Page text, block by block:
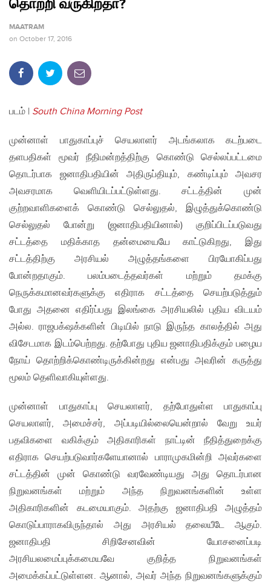
தொற்றி வருகிறதா?
MAATRAM
on October 17, 2016
படம் | South China Morning Post
முன்னாள் பாதுகாப்புச் செயலாளர் அடங்கலாக கடற்படை
தளபதிகள் மூவர் நீதிமன்றத்திற்கு கொண்டு செல்லப்பட்டமை
தொடர்பாக ஜனாதிபதியின் அதிருப்தியும், கண்டிப்பும் அவசர
அவசரமாக வெளியிடப்பட்டுள்ளது. சட்டத்தின் முன்
குற்றவாளிகளைக் கொண்டு செல்லுதல், இழுத்துக்கொண்டு
செல்லுதல் போன்று (ஜனாதிபதியினால்) குறிப்பிடப்படுவது
சட்டத்தை மதிக்காத தன்மையையே காட்டுகிறது, இது
சட்டத்திற்கு அரசியல் அழுத்தங்களை பிரயோகிப்பது
போன்றதாகும். பலம்படைத்தவர்கள் மற்றும் தமக்கு
நெருக்கமானவர்களுக்கு எதிராக சட்டத்தை செயற்படுத்தும்
போது அதனை எதிர்ப்பது இலங்கை அரசியலில் புதிய விடயம்
அல்ல. ராஜபக்‌ஷக்களின் பிடியில் நாடு இருந்த காலத்தில் அது
விசேடமாக இடம்பெற்றது. தற்போது புதிய ஜனாதிபதிக்கும் பழைய
நோய் தொற்றிக்கொண்டிருக்கின்றது என்பது அவரின் கருத்து
மூலம் தெளிவாகியுள்ளது.
முன்னாள் பாதுகாப்பு செயலாளர், தற்போதுள்ள பாதுகாப்பு
செயலாளர், அமைச்சர், அப்படியில்லையென்றால் வேறு உயர்
பதவிகளை வகிக்கும் அதிகாரிகள் நாட்டின் நீதித்துறைக்கு
எதிராக செயற்படுவார்களேயானால் பாராமுகமின்றி அவர்களை
சட்டத்தின் முன் கொண்டு வரவேண்டியது அது தொடர்பான
நிறுவனங்கள் மற்றும் அந்த நிறுவனங்களின் உள்ள
அதிகாரிகளின் கடமையாகும். அதற்கு ஜனாதிபதி அழுத்தம்
கொடுப்பாராகவிருந்தால் அது அரசியல் தலையீடே ஆகும்.
ஜனாதிபதி சிறிசேனவின் யோசனைப்படி
அரசியலமைப்புக்கமையவே குறித்த நிறுவனங்கள்
அமைக்கப்பட்டுள்ளன. ஆனால், அவர் அந்த நிறுவனங்களுக்கும்